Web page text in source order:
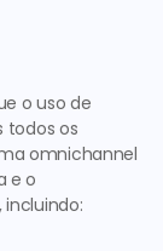
o uso de
todos os
omnichannel
e o